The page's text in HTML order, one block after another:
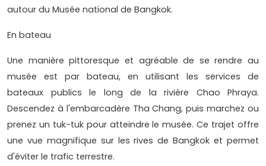
autour du Musée national de Bangkok.
En bateau
Une manière pittoresque et agréable de se rendre au
musée est par bateau, en utilisant les services de
bateaux publics le long de la rivière Chao Phraya.
Descendez à l'embarcadère Tha Chang, puis marchez ou
prenez un tuk-tuk pour atteindre le musée. Ce trajet offre
une vue magnifique sur les rives de Bangkok et permet
d'éviter le trafic terrestre.